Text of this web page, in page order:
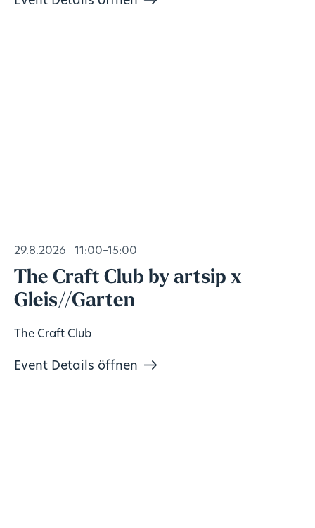
29.8.2026 11:00–15:00
The Craft Club by artsip x
Gleis//Garten
The Craft Club
Event Details öffnen